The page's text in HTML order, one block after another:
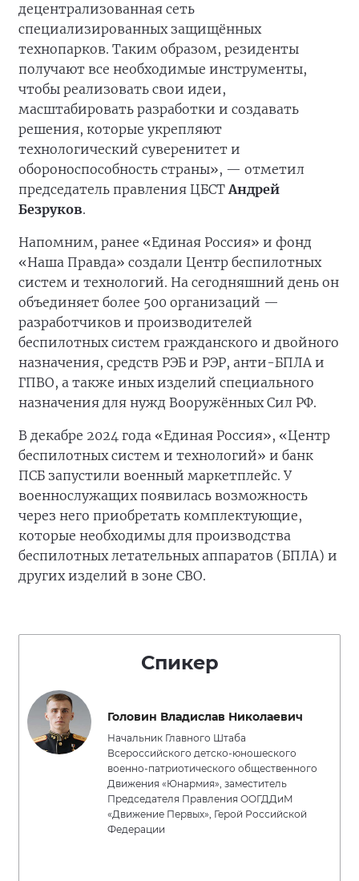
децентрализованная сеть
специализированных защищённых
технопарков. Таким образом, резиденты
получают все необходимые инструменты,
чтобы реализовать свои идеи,
масштабировать разработки и создавать
решения, которые укрепляют
технологический суверенитет и
обороноспособность страны», — отметил
председатель правления ЦБСТАндрей
Безруков.
Напомним, ранее «Единая Россия» и фонд
«Наша Правда» создали Центр беспилотных
систем и технологий. На сегодняшний день он
объединяет более 500 организаций —
разработчиков и производителей
беспилотных систем гражданского и двойного
назначения, средств РЭБ и РЭР, анти-БПЛА и
ГПВО, а также иных изделий специального
назначения для нужд Вооружённых Сил РФ.
В декабре 2024 года «Единая Россия», «Центр
беспилотных систем и технологий» и банк
ПСБ запустили военный маркетплейс. У
военнослужащих появилась возможность
через него приобретать комплектующие,
которые необходимы для производства
беспилотных летательных аппаратов (БПЛА) и
других изделий в зоне СВО.
Спикер
Головин Владислав Николаевич
Начальник Главного Штаба
Всероссийского детско-юношеского
военно-патриотического общественного
Движения «Юнармия», заместитель
Председателя Правления ООГДДиМ
«Движение Первых», Герой Российской
Федерации